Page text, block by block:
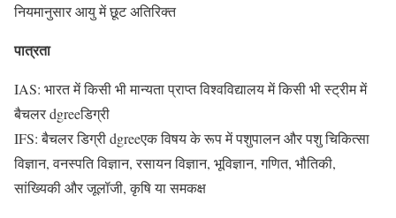
नियमानुसार आयु में छूट अतिरिक्त
पात्रता
IAS: भारत में किसी भी मान्यता प्राप्त विश्वविद्यालय में किसी भी स्ट्रीम में
बैचलर dgreeडिग्री
IFS: बैचलर डिग्री dgreeएक विषय के रूप में पशुपालन और पशु चिकित्सा
विज्ञान, वनस्पति विज्ञान, रसायन विज्ञान, भूविज्ञान, गणित, भौतिकी,
सांख्यिकी और जूलॉजी, कृषि या समकक्ष